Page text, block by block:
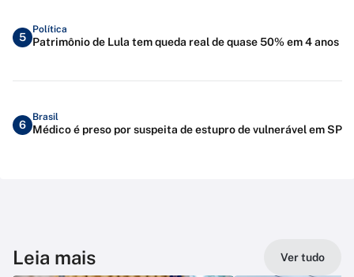
5
Política
Patrimônio de Lula tem queda real de quase 50% em 4 anos
6
Brasil
Médico é preso por suspeita de estupro de vulnerável em SP
Leia mais Ver tudo